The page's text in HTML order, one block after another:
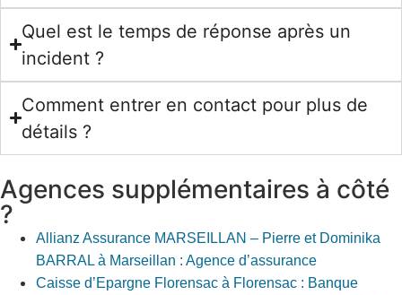
Quel est le temps de réponse après un
incident ?
Comment entrer en contact pour plus de
détails ?
Agences supplémentaires à côté
?
Allianz Assurance MARSEILLAN – Pierre et Dominika
BARRAL à Marseillan : Agence d’assurance
Caisse d’Epargne Florensac à Florensac : Banque